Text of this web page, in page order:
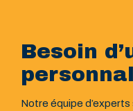
Besoin
Notre équipe d’experts